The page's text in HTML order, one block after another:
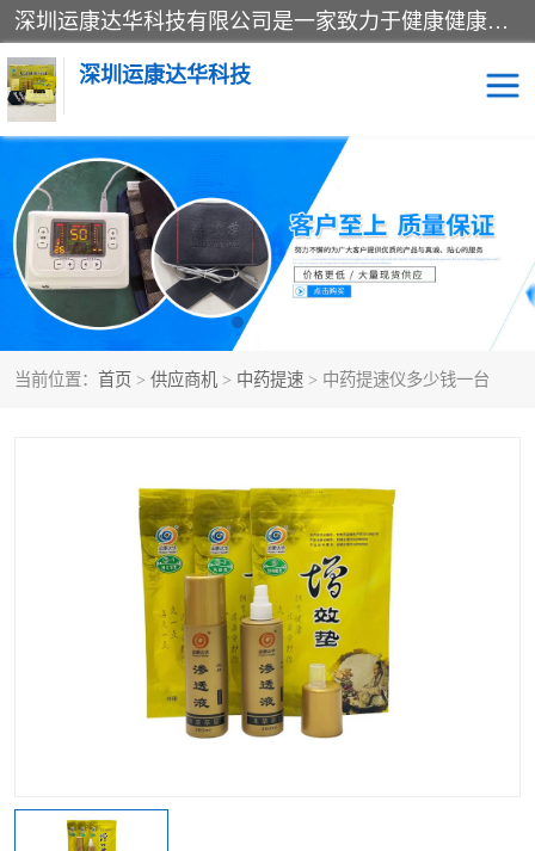
深圳运康达华科技有限公司是一家致力于健康健康产业的现代化企业，已经走过了15个春秋，开创了中医外用发展的新未来，是专业从事中医医疗仪器的研发、生产、销售、服务为一体的子公司，在医疗器械的设计、开发和生产方面率先引进国际先进技术和好的科技人员，先后开发出了场效应治疗仪、多功能治疗仪、颈椎治疗仪、腰椎治疗仪、增效垫等多个系列。
深圳运康达华科技
当前位置： 首页 > 供应商机 > 中药提速 > 中药提速仪多少钱一台
多功能治疗仪 中药提速
中低频治疗仪 脉冲治疗仪
**腺治疗仪